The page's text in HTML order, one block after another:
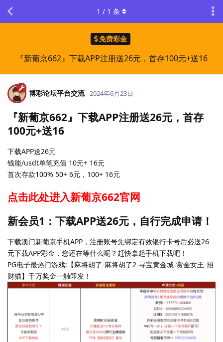
免费彩金
『新葡京662』下载APP注册送26元，首存100元+送16
1 / 1 条
博彩论坛平台交流 2024年6月23日
『新葡京662』下载APP注册送26元，首存
100元+送16
下载APP送26元
钱能/usdt单笔充值 10元+ 16元
首次存款100% 50+ 6元，100+ 16元
点击此处进入新葡京662官网
新会员1：下载APP送26元，自行完成申请！
下载澳门新葡京手机APP，注册账号先绑定有效银行卡号后必送26
元下载APP彩金，您还在等什么呢？赶快拿起手机下载吧！
PG电子最热门游戏:【麻将胡了-麻将胡了2-寻宝黄金城-赏金女王-招
财猫】千万奖金一触即发！